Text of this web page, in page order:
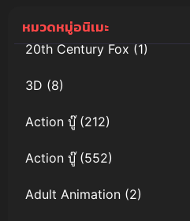
หมวดหมู่อนิเมะ
20th Century Fox(1)
3D (8)
Action บู๊(212)
Action บู๊(552)
Adult Animation (2)